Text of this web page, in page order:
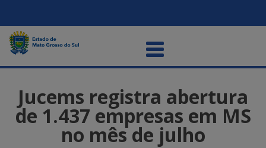
Jucems registra abertura
de 1.437 empresas em MS
no mês de julho